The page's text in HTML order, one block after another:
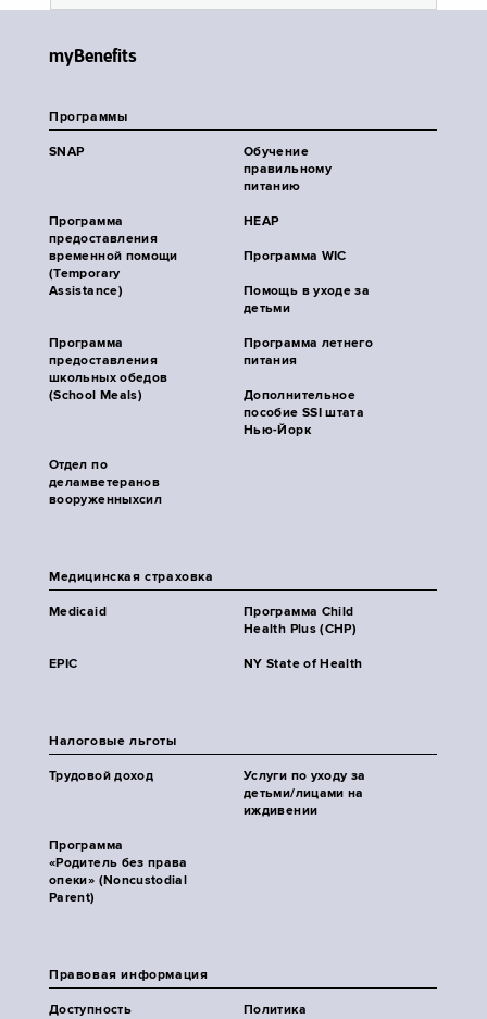
myBenefits
Программы
SNAP
Обучение
правильному
питанию
Программа
предоставления
временной помощи
(Temporary
Assistance)
HEAP
Программа WIC
Помощь в уходе за
детьми
Программа
предоставления
школьных обедов
(School Meals)
Программа летнего
питания
Дополнительное
пособие SSI штата
Нью-Йорк
Отдел по
деламветеранов
вооруженныхсил
Медицинская страховка
Medicaid
Программа Child
Health Plus (CHP)
EPIC NY State of Health
Налоговые льготы
Трудовой доход
Услуги по уходу за
детьми/лицами на
иждивении
Программа
«Родитель без права
опеки» (Noncustodial
Parent)
Правовая информация
Доступность
Политика